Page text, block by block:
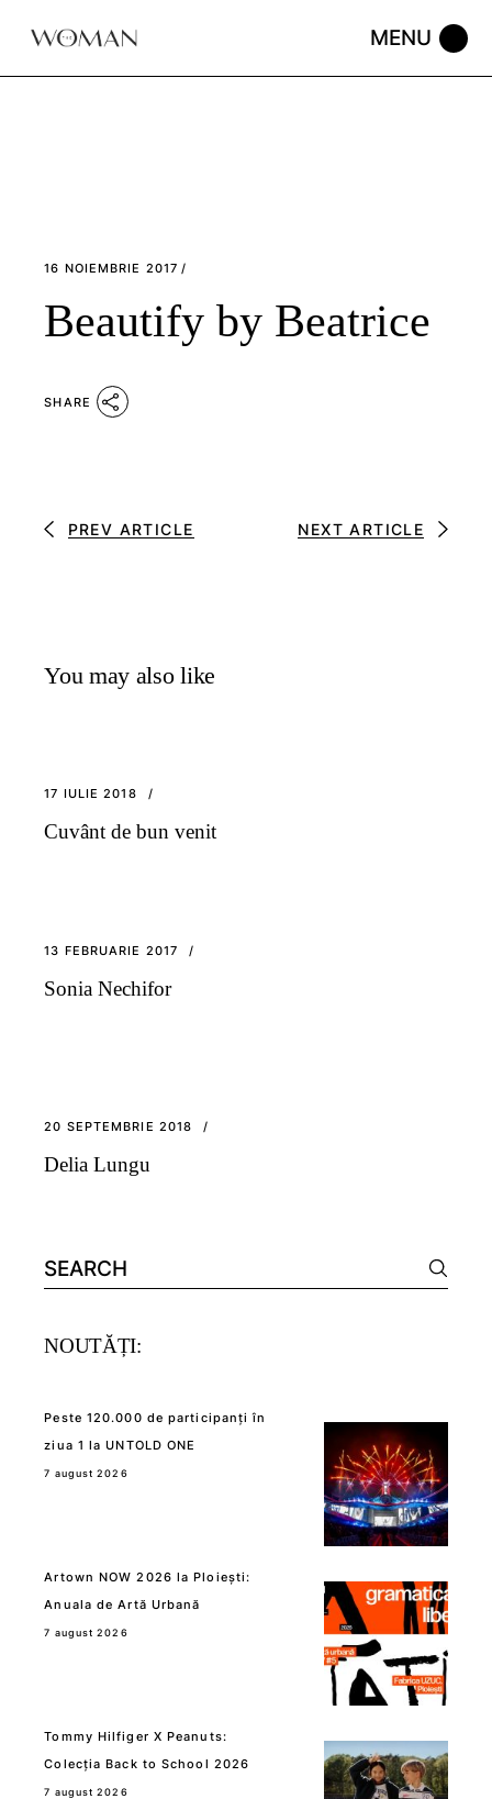
16 NOIEMBRIE 2017
Beautify by Beatrice
SHARE
PREV ARTICLE NEXT ARTICLE
You may also like
17 IULIE 2018
Cuvânt de bun venit
13 FEBRUARIE 2017
Sonia Nechifor
20 SEPTEMBRIE 2018
Delia Lungu
Search
for:
NOUTĂȚI:
Peste 120.000 de participanți în
ziua 1 la UNTOLD ONE
7 august 2026
Artown NOW 2026 la Ploiești:
Anuala de Artă Urbană
7 august 2026
Tommy Hilfiger X Peanuts:
Colecția Back to School 2026
7 august 2026